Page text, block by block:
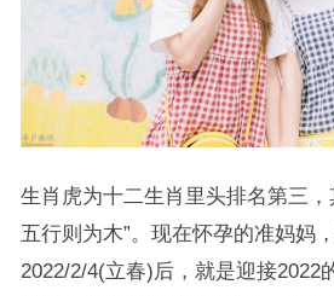
生肖虎为十二生肖里头排名第三，
五行则为木”。现在怀孕的准妈妈
2022/2/4(立春)后，就是迎接2022